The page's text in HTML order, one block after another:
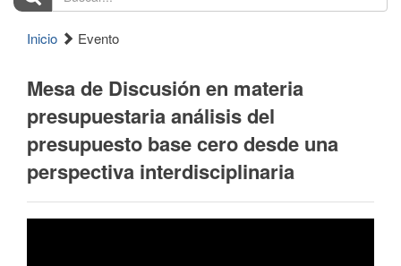
Inicio Evento
Mesa de Discusión en materia
presupuestaria análisis del
presupuesto base cero desde una
perspectiva interdisciplinaria